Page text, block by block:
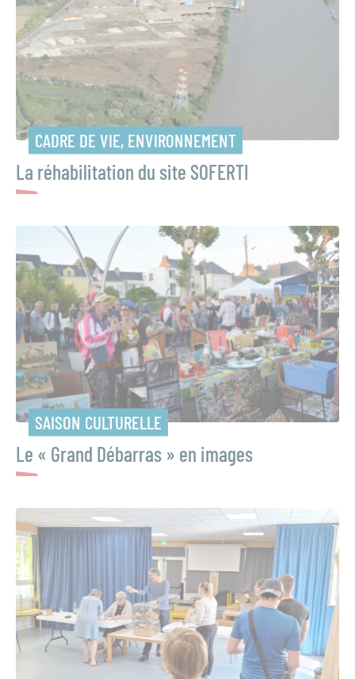
CADRE DE VIE, ENVIRONNEMENT
La réhabilitation du site SOFERTI
SAISON CULTURELLE
Le « Grand Débarras » en images